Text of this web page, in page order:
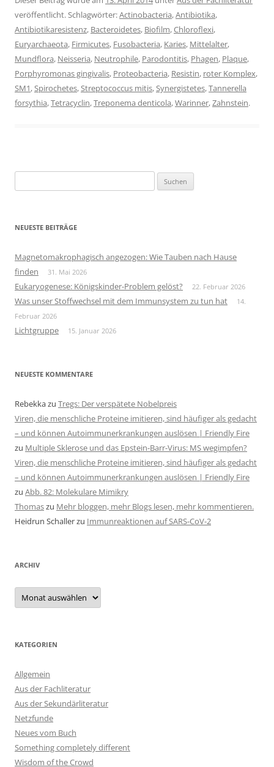
veröffentlicht. Schlagwörter:Actinobacteria,Antibiotika,
Antibiotikaresistenz, Bacteroidetes, Biofilm,Chloroflexi,
Euryarchaeota, Firmicutes, Fusobacteria, Karies, Mittelalter,
Mundflora, Neisseria, Neutrophile, Parodontitis, Phagen, Plaque,
Porphyromonas gingivalis, Proteobacteria, Resistin, roter Komplex,
SM1,Spirochetes,Streptococcus mitis,Synergistetes,Tannerella
forsythia,Tetracyclin,Treponema denticola,Warinner,Zahnstein.
nach:
NEUESTE BEITRÄGE
Magnetomakrophagisch angezogen: Wie Tauben nach Hause
finden
31. Mai 2026
Eukaryogenese: Königskinder-Problem gelöst? 22. Februar 2026
Was unser Stoffwechsel mit dem Immunsystem zu tun hat
14.
Februar 2026
Lichtgruppe 15. Januar 2026
NEUESTE KOMMENTARE
Rebekkazu Tregs: Der verspätete Nobelpreis
Viren, die menschliche Proteine imitieren, sind häufiger als gedacht
– und können Autoimmunerkrankungen auslösen | Friendly Fire
zu Multiple Sklerose und das Epstein-Barr-Virus: MS wegimpfen?
Viren, die menschliche Proteine imitieren, sind häufiger als gedacht
– und können Autoimmunerkrankungen auslösen | Friendly Fire
zu Abb. 82: Molekulare Mimikry
Thomaszu Mehr bloggen, mehr Blogs lesen, mehr kommentieren.
Heidrun Schallerzu Immunreaktionen auf SARS-CoV-2
ARCHIV
Archiv
KATEGORIEN
Allgemein
Aus der Fachliteratur
Aus der Sekundärliteratur
Netzfunde
Neues vom Buch
Something completely different
Wisdom of the Crowd